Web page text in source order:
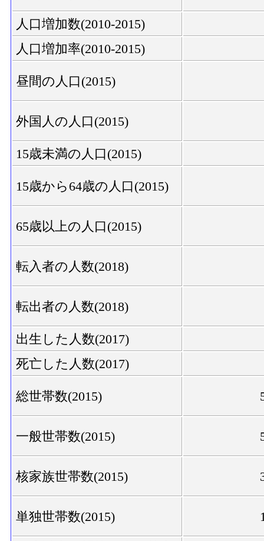
人口増加数(2010-2015)
人口増加率(2010-2015)
昼間の人口(2015)
外国人の人口(2015)
15歳未満の人口(2015)
15歳から64歳の人口(2015)
65歳以上の人口(2015)
転入者の人数(2018)
転出者の人数(2018)
出生した人数(2017)
死亡した人数(2017)
総世帯数(2015)
一般世帯数(2015)
核家族世帯数(2015)
単独世帯数(2015)